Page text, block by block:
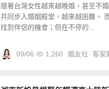
隨著台灣女性越來越晚婚，甚至不
共同步入婚姻殿堂，越來越困難。
找到伴侶的機會；但在不停的...
09/06 1,260 婚友社 客家